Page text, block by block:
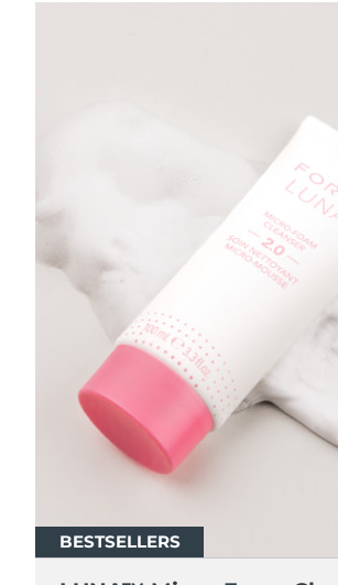
BESTSELLERS
BESTSELLERS